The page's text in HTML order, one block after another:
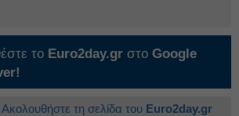
το Euro2day.gr στο Google
Ακολουθήστε τη σελίδα του Euro2day.gr